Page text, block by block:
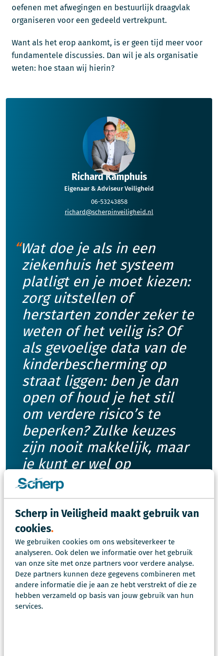
Scherp in Veiligheid maakt gebruik van
cookies
We gebruiken cookies om ons websiteverkeer te
analyseren. Ook delen we informatie over het gebruik
van onze site met onze partners voor verdere analyse.
Deze partners kunnen deze gegevens combineren met
andere informatie die je aan ze hebt verstrekt of die ze
hebben verzameld op basis van jouw gebruik van hun
services.
oefenen met afwegingen en bestuurlijk draagvlak
organiseren voor een gedeeld vertrekpunt.
Want als het erop aankomt, is er geen tijd meer voor
fundamentele discussies. Dan wil je als organisatie
weten: hoe staan wij hierin?
Richard Kamphuis
Eigenaar & Adviseur Veiligheid
06-53243858
richard@scherpinveiligheid.nl
Wat doe je als in een
ziekenhuis het systeem
platligt en je moet kiezen:
zorg uitstellen of
herstarten zonder zeker te
weten of het veilig is? Of
als gevoelige data van de
kinderbescherming op
straat liggen: ben je dan
open of houd je het stil
om verdere risico’s te
beperken? Zulke keuzes
zijn nooit makkelijk, maar
je kunt er wel op
voorbereid zijn.
Wat wij voor je kunnen
doen
Scherp in Veiligheid helpt (semi)publieke
organisaties bij het voorbereiden op ethische